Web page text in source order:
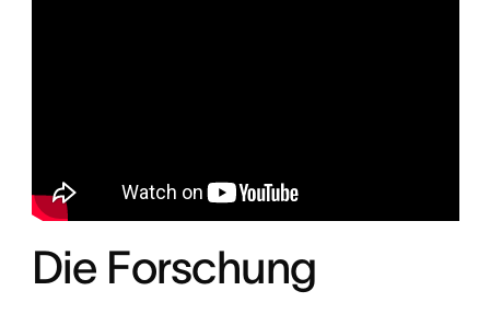
Die Forschung